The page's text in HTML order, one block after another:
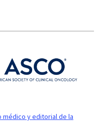
y editorial de la